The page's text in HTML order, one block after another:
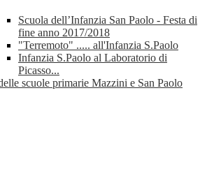
Scuola dell’Infanzia San Paolo - Festa di
fine anno 2017/2018
"Terremoto" ..... all'Infanzia S.Paolo
Infanzia S.Paolo al Laboratorio di
Picasso...
scuole primarie Mazzini e San Paolo